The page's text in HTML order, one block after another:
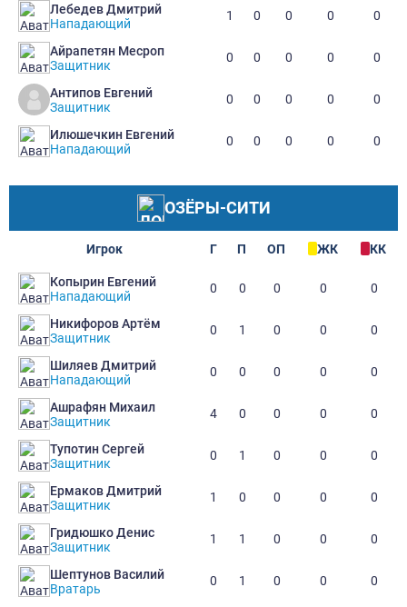
Лебедев Дмитрий
Нападающий
1 0 0 0 0
Айрапетян Месроп
Защитник
0 0 0 0 0
Антипов Евгений
Защитник
0 0 0 0 0
Илюшечкин Евгений
Нападающий
0 0 0 0 0
ОЗЁРЫ-СИТИ
Игрок Г П ОП ЖК КК
Копырин Евгений
Нападающий
0 0 0 0 0
Никифоров Артём
Защитник
0 1 0 0 0
Шиляев Дмитрий
Нападающий
0 0 0 0 0
Ашрафян Михаил
Защитник
4 0 0 0 0
Тупотин Сергей
Защитник
0 1 0 0 0
Ермаков Дмитрий
Защитник
1 0 0 0 0
Гридюшко Денис
Защитник
1 1 0 0 0
Шептунов Василий
Вратарь
0 1 0 0 0